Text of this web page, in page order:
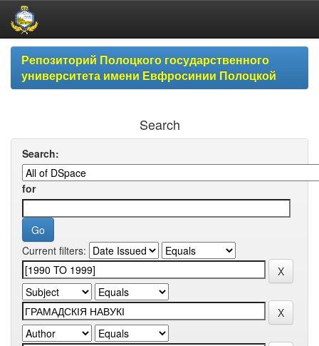
Skip
navigationРепозиторий Полоцкого государственного
университета имени Евфросинии Полоцкой
Search
Search:
for
Current filters: